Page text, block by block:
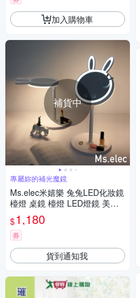
加入購物車
補貨中
專屬妳的補光魔鏡
Ms.elec米嬉樂 兔兔LED化妝鏡
檯燈 桌鏡 檯燈 LED燈鏡 美妝
鏡 圓鏡
$1,180
券
貨到通知我